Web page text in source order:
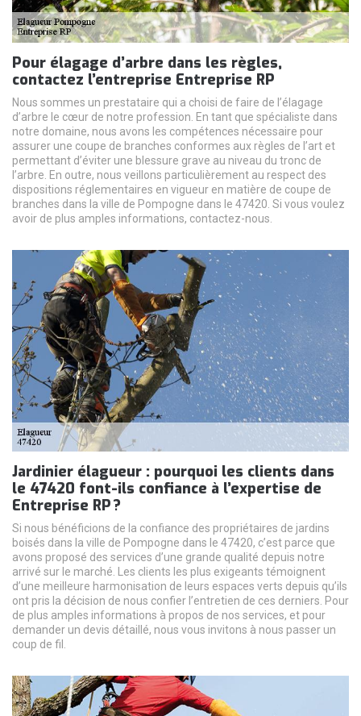
Pour élagage d’arbre dans les règles,
contactez l’entreprise Entreprise RP
Nous sommes un prestataire qui a choisi de faire de l’élagage
d’arbre le cœur de notre profession. En tant que spécialiste dans
notre domaine, nous avons les compétences nécessaire pour
assurer une coupe de branches conformes aux règles de l’art et
permettant d’éviter une blessure grave au niveau du tronc de
l’arbre. En outre, nous veillons particulièrement au respect des
dispositions réglementaires en vigueur en matière de coupe de
branches dans la ville de Pompogne dans le 47420. Si vous voulez
avoir de plus amples informations, contactez-nous.
Jardinier élagueur : pourquoi les clients dans
le 47420 font-ils confiance à l’expertise de
Entreprise RP ?
Si nous bénéficions de la confiance des propriétaires de jardins
boisés dans la ville de Pompogne dans le 47420, c’est parce que
avons proposé des services d’une grande qualité depuis notre
arrivé sur le marché. Les clients les plus exigeants témoignent
d’une meilleure harmonisation de leurs espaces verts depuis qu’ils
ont pris la décision de nous confier l’entretien de ces derniers. Pour
de plus amples informations à propos de nos services, et pour
demander un devis détaillé, nous vous invitons à nous passer un
coup de fil.